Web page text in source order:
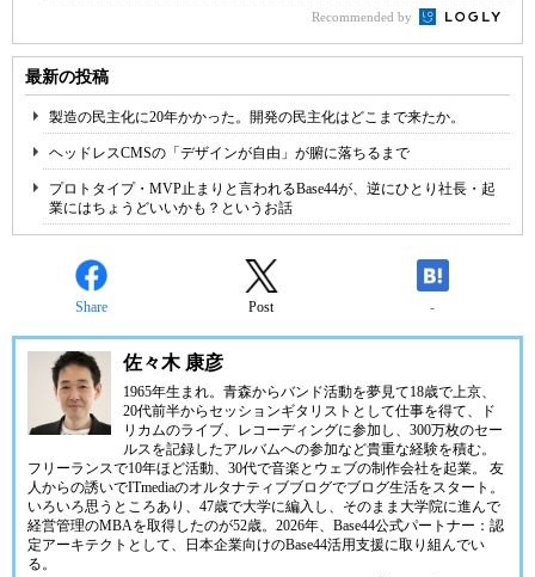
Recommended by
最新の投稿
製造の民主化に20年かかった。開発の民主化はどこまで来たか。
ヘッドレスCMSの「デザインが自由」が腑に落ちるまで
プロトタイプ・MVP止まりと言われるBase44が、逆にひとり社長・起
業にはちょうどいいかも？というお話
Share Post -
佐々木 康彦
1965年生まれ。青森からバンド活動を夢見て18歳で上京、
20代前半からセッションギタリストとして仕事を得て、ド
リカムのライブ、レコーディングに参加し、300万枚のセー
ルスを記録したアルバムへの参加など貴重な経験を積む。
フリーランスで10年ほど活動、30代で音楽とウェブの制作会社を起業。 友
人からの誘いでITmediaのオルタナティブブログでブログ生活をスタート。
いろいろ思うところあり、47歳で大学に編入し、そのまま大学院に進んで
経営管理のMBAを取得したのが52歳。2026年、Base44公式パートナー：認
定アーキテクトとして、日本企業向けのBase44活用支援に取り組んでい
る。